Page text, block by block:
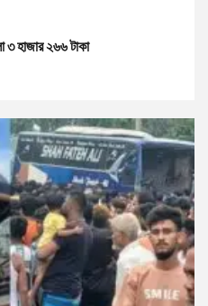
৩ হাজার ২৬৬ টাকা